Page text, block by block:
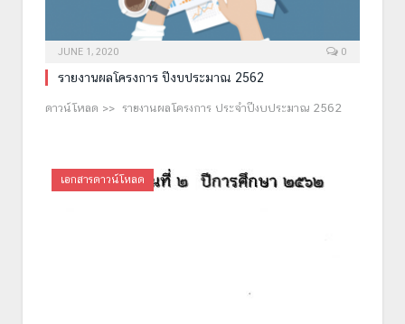
JUNE 1, 2020 0
รายงานผลโครงการ ปีงบประมาณ 2562
ดาวน์โหลด >> รายงานผลโครงการ ประจำปีงบประมาณ 2562
เอกสารดาวน์โหลด